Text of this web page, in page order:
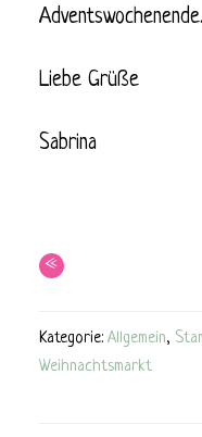
Adventswochenende.
Liebe Grüße
Sabrina
«
Kategorie: Allgemein,
Weihnachtsmarkt